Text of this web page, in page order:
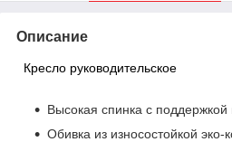
Описание
Кресло руководительское
Высокая спинка с поддержкой
Обивка из износостойкой эко-